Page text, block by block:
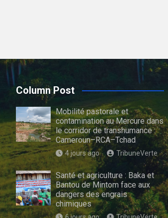
Column Post
Mobilité pastorale et
contamination au Mercure dans
le corridor de transhumance :
Cameroun–RCA–Tchad
4 jours ago TribuneVerte
Santé et agriculture : Baka et
Bantou de Mintom face aux
dangers des engrais
chimiques